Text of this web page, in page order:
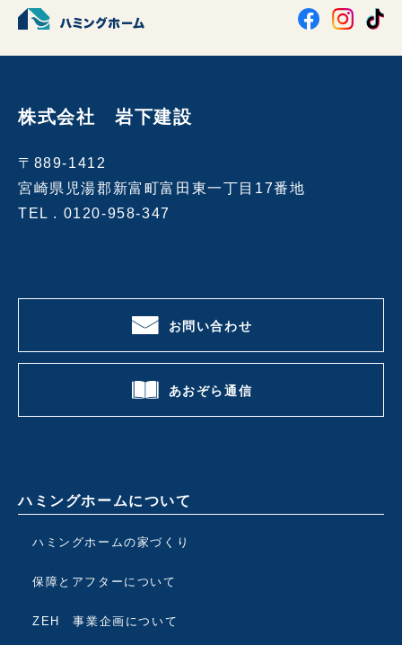
株式会社 岩下建設
〒889-1412
宮崎県児湯郡新富町富田東一丁目17番地
TEL . 0120-958-347
お問い合わせ
あおぞら通信
ハミングホームについて
ハミングホームの家づくり
保障とアフターについて
ZEH 事業企画について